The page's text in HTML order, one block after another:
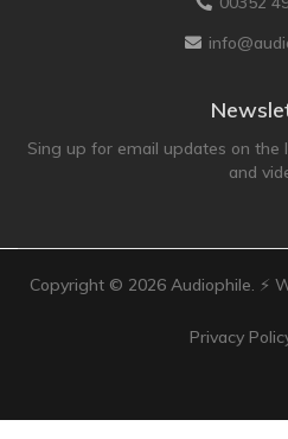
Sing up for email updates on the
and
Copyright © 2026 Audiophile. ⚡
Privacy